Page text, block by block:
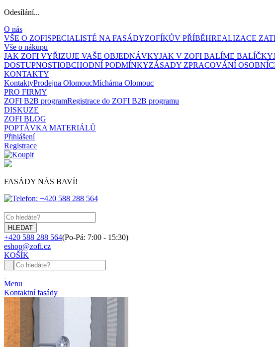
Odesílání...
O nás
VŠE O ZOFISPECIALISTÉ NA FASÁDYZOFÍKŮV PŘÍBĚHREALIZACE
Vše o nákupu
JAK ZOFI VYŘIZUJE VAŠE OBJEDNÁVKYJAK V ZOFI BALÍME BALÍČKY
DOSTUPNOSTIOBCHODNÍ PODMÍNKYZÁSADY ZPRACOVÁNÍ
KONTAKTY
KontaktyProdejna OlomoucMíchárna Olomouc
PRO FIRMY
ZOFI B2B programRegistrace do ZOFI B2B programu
DISKUZE
ZOFI BLOG
POPTÁVKA MATERIÁLŮ
Přihlášení
Registrace
FASÁDY NÁS BAVÍ!
+420 588 288 564(Po-Pá: 7:00 - 15:30)
eshop@zofi.cz
KOŠÍK
Menu
Kontaktní fasády